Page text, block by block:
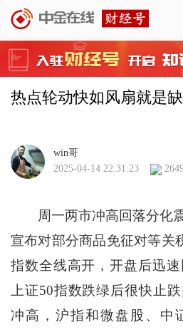
热点轮动快如风扇就是
win哥
2025-04-14 22:31:23
周一两市冲高回落分化震
宣布对部分商品免征对等关
指数全线高开，开盘后迅
上证50指数跌绿后很快止
冲高，沪指和微盘股、中